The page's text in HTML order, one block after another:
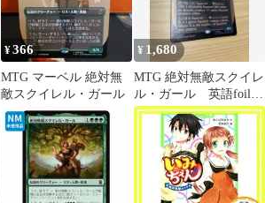
¥366
MTG マーベル 絶対無
敵スクイレル・ガール
¥ 1,680
MTG 絶対無敵スクイレ
ル・ガール 英語foilマ
ーベル スーパー・ヒー
ローズ